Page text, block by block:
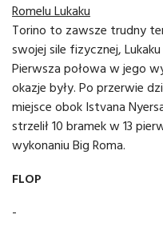
Romelu Lukaku
Torino to zawsze trudny
swojej sile fizycznej,
Pierwsza połowa w jego
okazje były. Po przerwie
miejsce obok Istvana
strzelił 10 bramek w 13
wykonaniu Big Roma.
FLOP
-